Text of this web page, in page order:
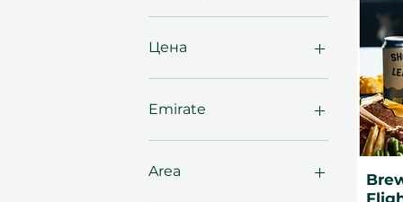
Цена
99 AED
Emirate
Шарджа
Абу-Даби
Area